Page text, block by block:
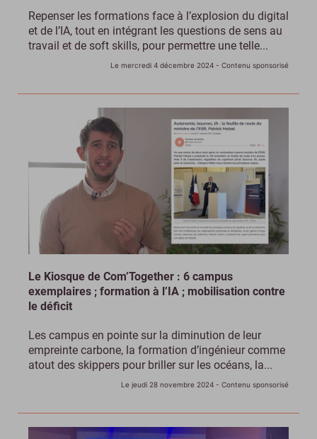
Repenser les formations face à l’explosion du digital
et de l’IA, tout en intégrant les questions de sens au
travail et de soft skills, pour permettre une telle...
Le mercredi 4 décembre 2024 - Contenu sponsorisé
Le Kiosque de Com’Together : 6 campus
exemplaires ; formation à l’IA ; mobilisation contre
le déficit
Les campus en pointe sur la diminution de leur
empreinte carbone, la formation d’ingénieur comme
atout des skippers pour briller sur les océans, la...
Le jeudi 28 novembre 2024 - Contenu sponsorisé